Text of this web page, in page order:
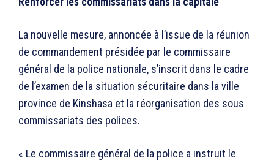
La nouvelle mesure, annoncée à l’issue de la réunion
de commandement présidée par le commissaire
général de la police nationale, s’inscrit dans le cadre
de l’examen de la situation sécuritaire dans la ville
province de Kinshasa et la réorganisation des sous
commissariats des polices.
« Le commissaire général de la police a instruit le